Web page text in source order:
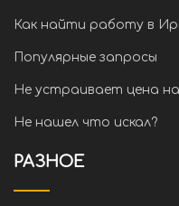
Как найти работу в
Популярные запросы
Не устраивает цена
Не нашел что искал?
РАЗНОЕ